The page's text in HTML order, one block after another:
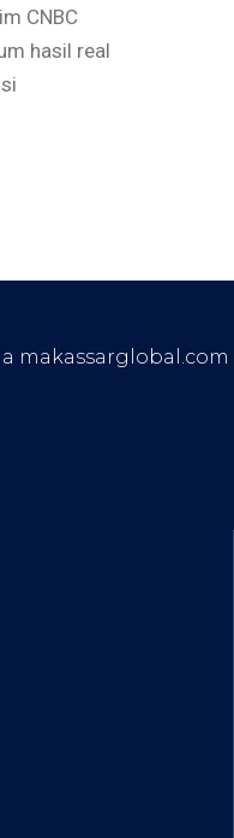
CNBC
hasil real
makassarglobal.com